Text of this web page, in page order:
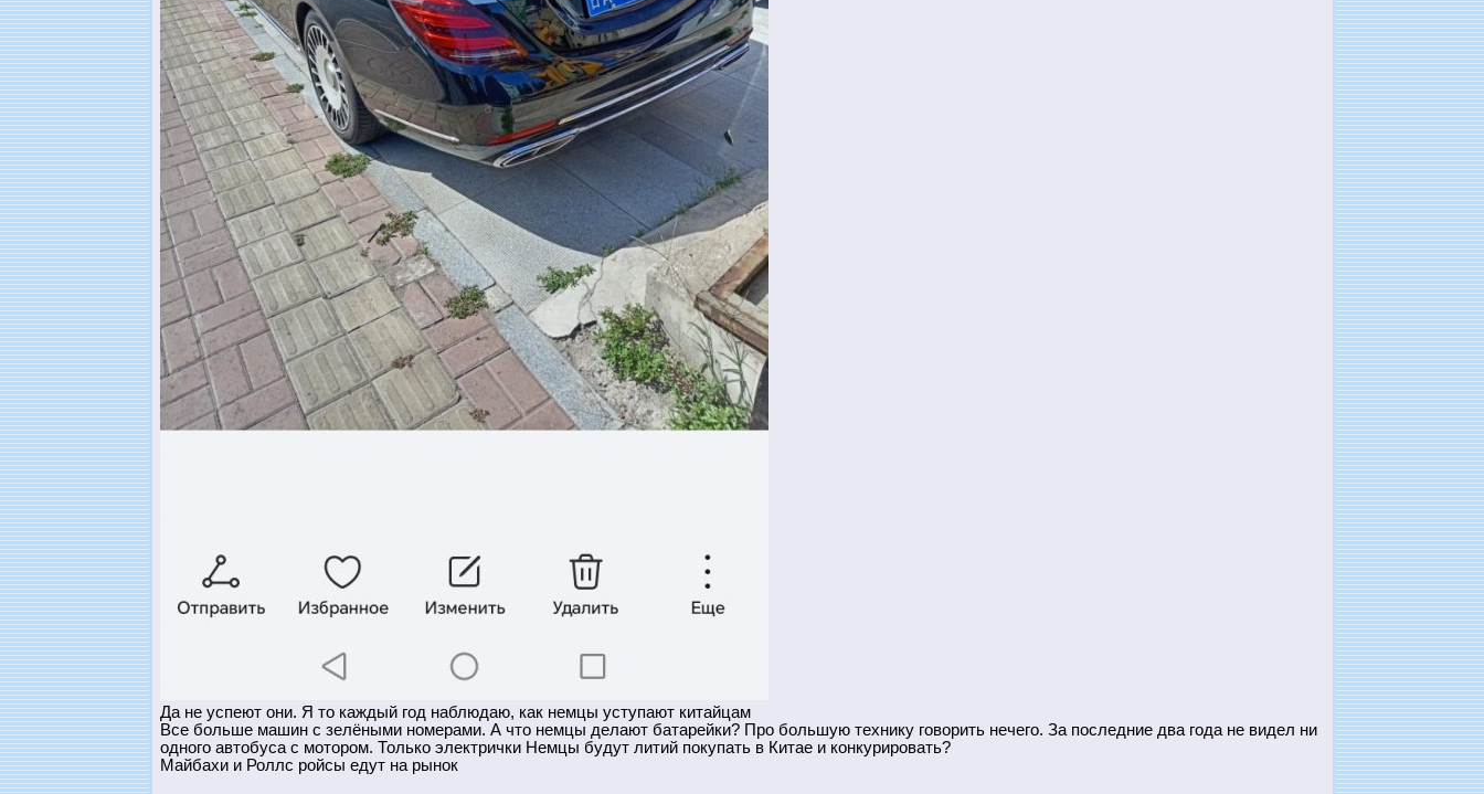
Да не успеют они. Я то каждый год наблюдаю, как немцы уступают китайцам
Все больше машин с зелёными номерами. А что немцы делают батарейки? Про большую технику говорить нечего. За последние два года не видел ни
одного автобуса с мотором. Только электрички Немцы будут литий покупать в Китае и конкурировать?
Майбахи и Роллс ройсы едут на рынок